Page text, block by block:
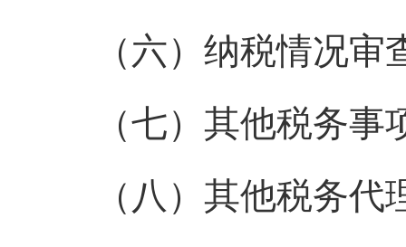
（六）纳税情况审
（七）其他税务事
（八）其他税务代